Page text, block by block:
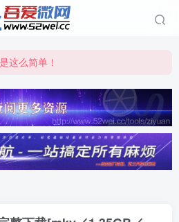
速变现！
速变现！